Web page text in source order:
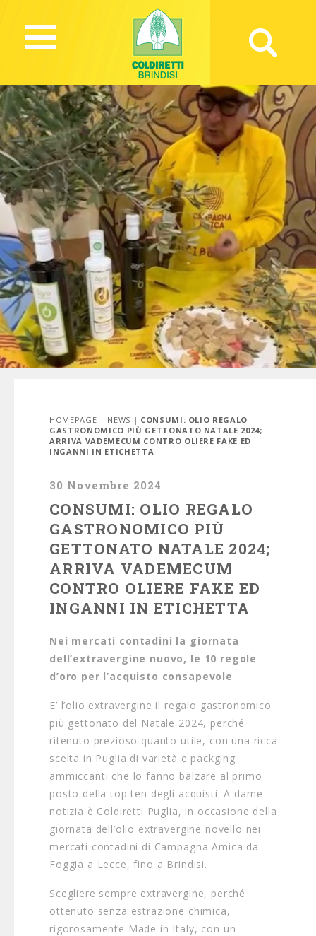
HOMEPAGE | NEWS | CONSUMI: OLIO REGALO
GASTRONOMICO PIÙ GETTONATO NATALE 2024;
ARRIVA VADEMECUM CONTRO OLIERE FAKE ED
INGANNI IN ETICHETTA
30 Novembre 2024
CONSUMI: OLIO REGALO
GASTRONOMICO PIÙ
GETTONATO NATALE 2024;
ARRIVA VADEMECUM
CONTRO OLIERE FAKE ED
INGANNI IN ETICHETTA
Nei mercati contadini la giornata
dell’extravergine nuovo, le 10 regole
d’oro per l’acquisto consapevole
E’ l’olio extravergine il regalo gastronomico
più gettonato del Natale 2024, perché
ritenuto prezioso quanto utile, con una ricca
scelta in Puglia di varietà e packging
ammiccanti che lo fanno balzare al primo
posto della top ten degli acquisti. A darne
notizia è Coldiretti Puglia, in occasione della
giornata dell’olio extravergine novello nei
mercati contadini di Campagna Amica da
Foggia a Lecce, fino a Brindisi.
Scegliere sempre extravergine, perché
ottenuto senza estrazione chimica,
rigorosamente Made in Italy, con un